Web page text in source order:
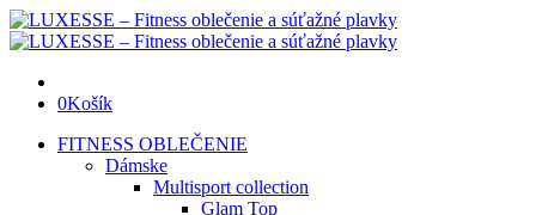
0Košík
FITNESS OBLEČENIE
Dámske
Multisport collection
Glam Top